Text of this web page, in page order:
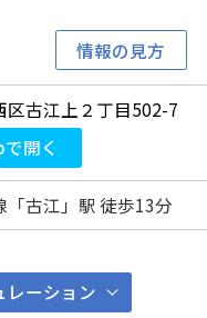
情報の見方
区古江上２丁目502-7
開く
「古江」駅 徒歩13分
レーション